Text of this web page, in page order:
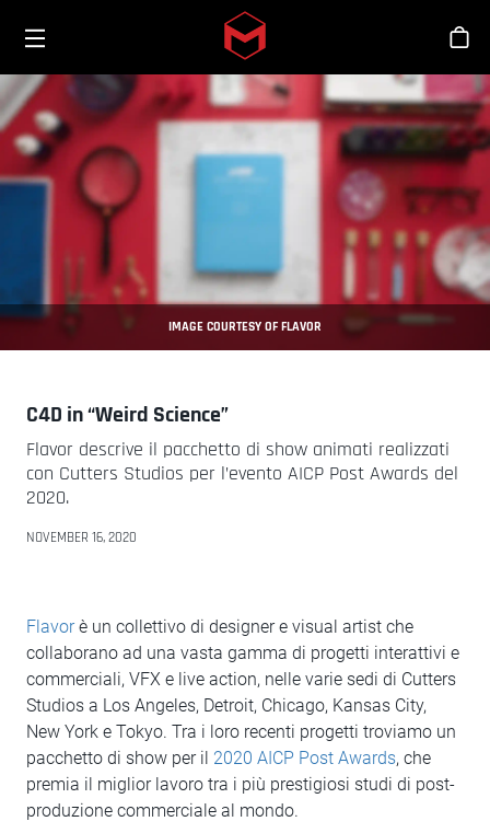
Skip to main content
IMAGE COURTESY OF FLAVOR
C4D in “Weird Science”
Flavor descrive il pacchetto di show animati realizzati
con Cutters Studios per l’evento AICP Post Awards del
2020.
NOVEMBER 16, 2020
Flavorè un collettivo di designer e visual artist che
collaborano ad una vasta gamma di progetti interattivi e
commerciali, VFX e live action, nelle varie sedi di Cutters
Studios a Los Angeles, Detroit, Chicago, Kansas City,
New York e Tokyo. Tra i loro recenti progetti troviamo un
pacchetto di show per il 2020 AICP Post Awards, che
premia il miglior lavoro tra i più prestigiosi studi di post-
produzione commerciale al mondo.